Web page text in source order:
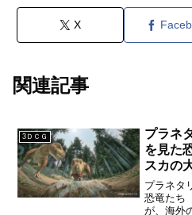
X
関連記事
3ＤＣＧ
プラネ
を見た
スカの
プラネタ
恐竜たち
が、海外